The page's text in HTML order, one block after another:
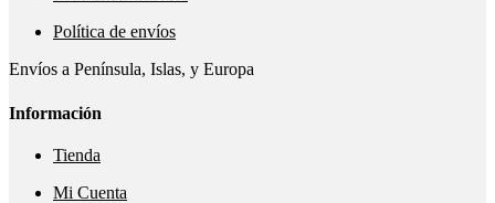
Política de envíos
Envíos a Península, Islas, y Europa
Información
Tienda
Mi Cuenta